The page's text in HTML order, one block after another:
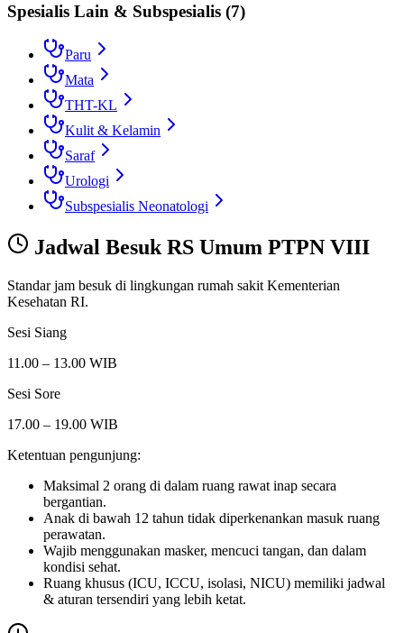
Spesialis Lain & Subspesialis (7)
Paru
Mata
THT-KL
Kulit & Kelamin
Saraf
Urologi
Subspesialis Neonatologi
Jadwal BesukRS Umum PTPN VIII
Standar jam besuk di lingkungan rumah sakit Kementerian
Kesehatan RI.
Sesi Siang
11.00 – 13.00 WIB
Sesi Sore
17.00 – 19.00 WIB
Ketentuan pengunjung:
Maksimal 2 orang di dalam ruang rawat inap secara
bergantian.
Anak di bawah 12 tahun tidak diperkenankan masuk ruang
perawatan.
Wajib menggunakan masker, mencuci tangan, dan dalam
kondisi sehat.
Ruang khusus (ICU, ICCU, isolasi, NICU) memiliki jadwal
& aturan tersendiri yang lebih ketat.